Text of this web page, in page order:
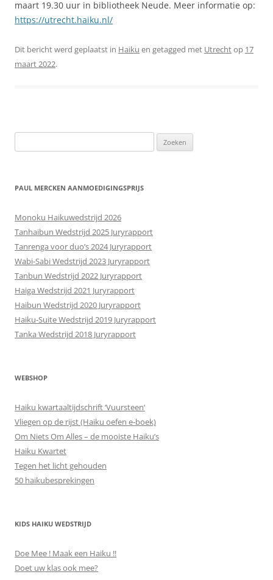
maart 19.30 uur in bibliotheek Neude. Meer informatie op:
https://utrecht.haiku.nl/
Dit bericht werd geplaatst in Haiku en getagged met Utrechtop 17
maart 2022.
naar:
PAUL MERCKEN AANMOEDIGINGSPRIJS
Monoku Haikuwedstrijd 2026
Tanhaibun Wedstrijd 2025 Juryrapport
Tanrenga voor duo’s 2024 Juryrapport
Wabi-Sabi Wedstrijd 2023 Juryrapport
Tanbun Wedstrijd 2022 Juryrapport
Haiga Wedstrijd 2021 Juryrapport
Haibun Wedstrijd 2020 Juryrapport
Haiku-Suite Wedstrijd 2019 Juryrapport
Tanka Wedstrijd 2018 Juryrapport
WEBSHOP
Haiku kwartaaltijdschrift ‘Vuursteen’
Vliegen op de rijst (Haiku oefen e-boek)
Om Niets Om Alles – de mooiste Haiku’s
Haiku Kwartet
Tegen het licht gehouden
50 haikubesprekingen
KIDS HAIKU WEDSTRIJD
Doe Mee ! Maak een Haiku !!
Doet uw klas ook mee?